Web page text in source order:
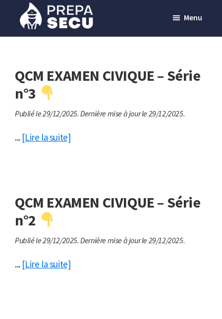
contenuPrepasecu
de
préparation
aux
métiers
de
la
Menu
QCM EXAMEN CIVIQUE – Série
n°3
Publié le 29/12/2025. Dernière mise à jour le 29/12/2025.
... [Lire la suite]
QCM EXAMEN CIVIQUE – Série
n°2
Publié le 29/12/2025. Dernière mise à jour le 29/12/2025.
... [Lire la suite]